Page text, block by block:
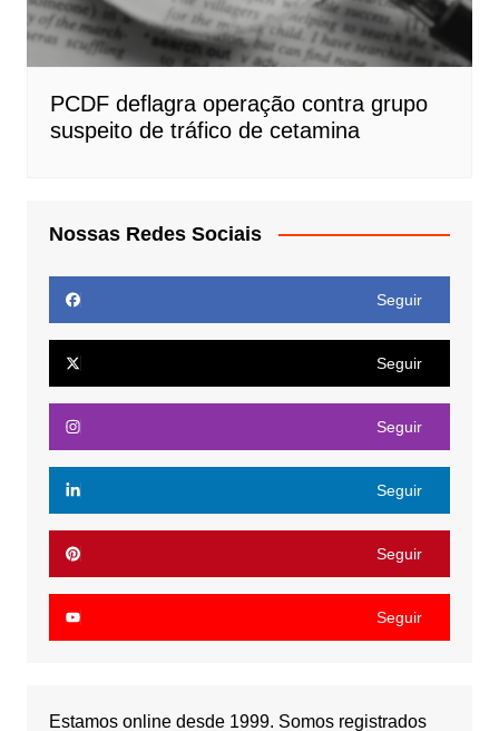
PCDF deflagra operação contra grupo
suspeito de tráfico de cetamina
Nossas Redes Sociais
Seguir
Seguir
Seguir
Seguir
Seguir
Seguir
Estamos online desde 1999. Somos registrados